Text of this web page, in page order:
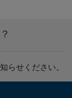
らせください。